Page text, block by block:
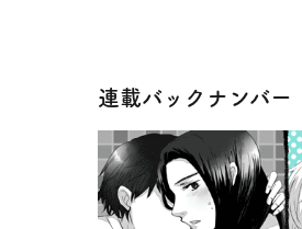
連載バックナンバー